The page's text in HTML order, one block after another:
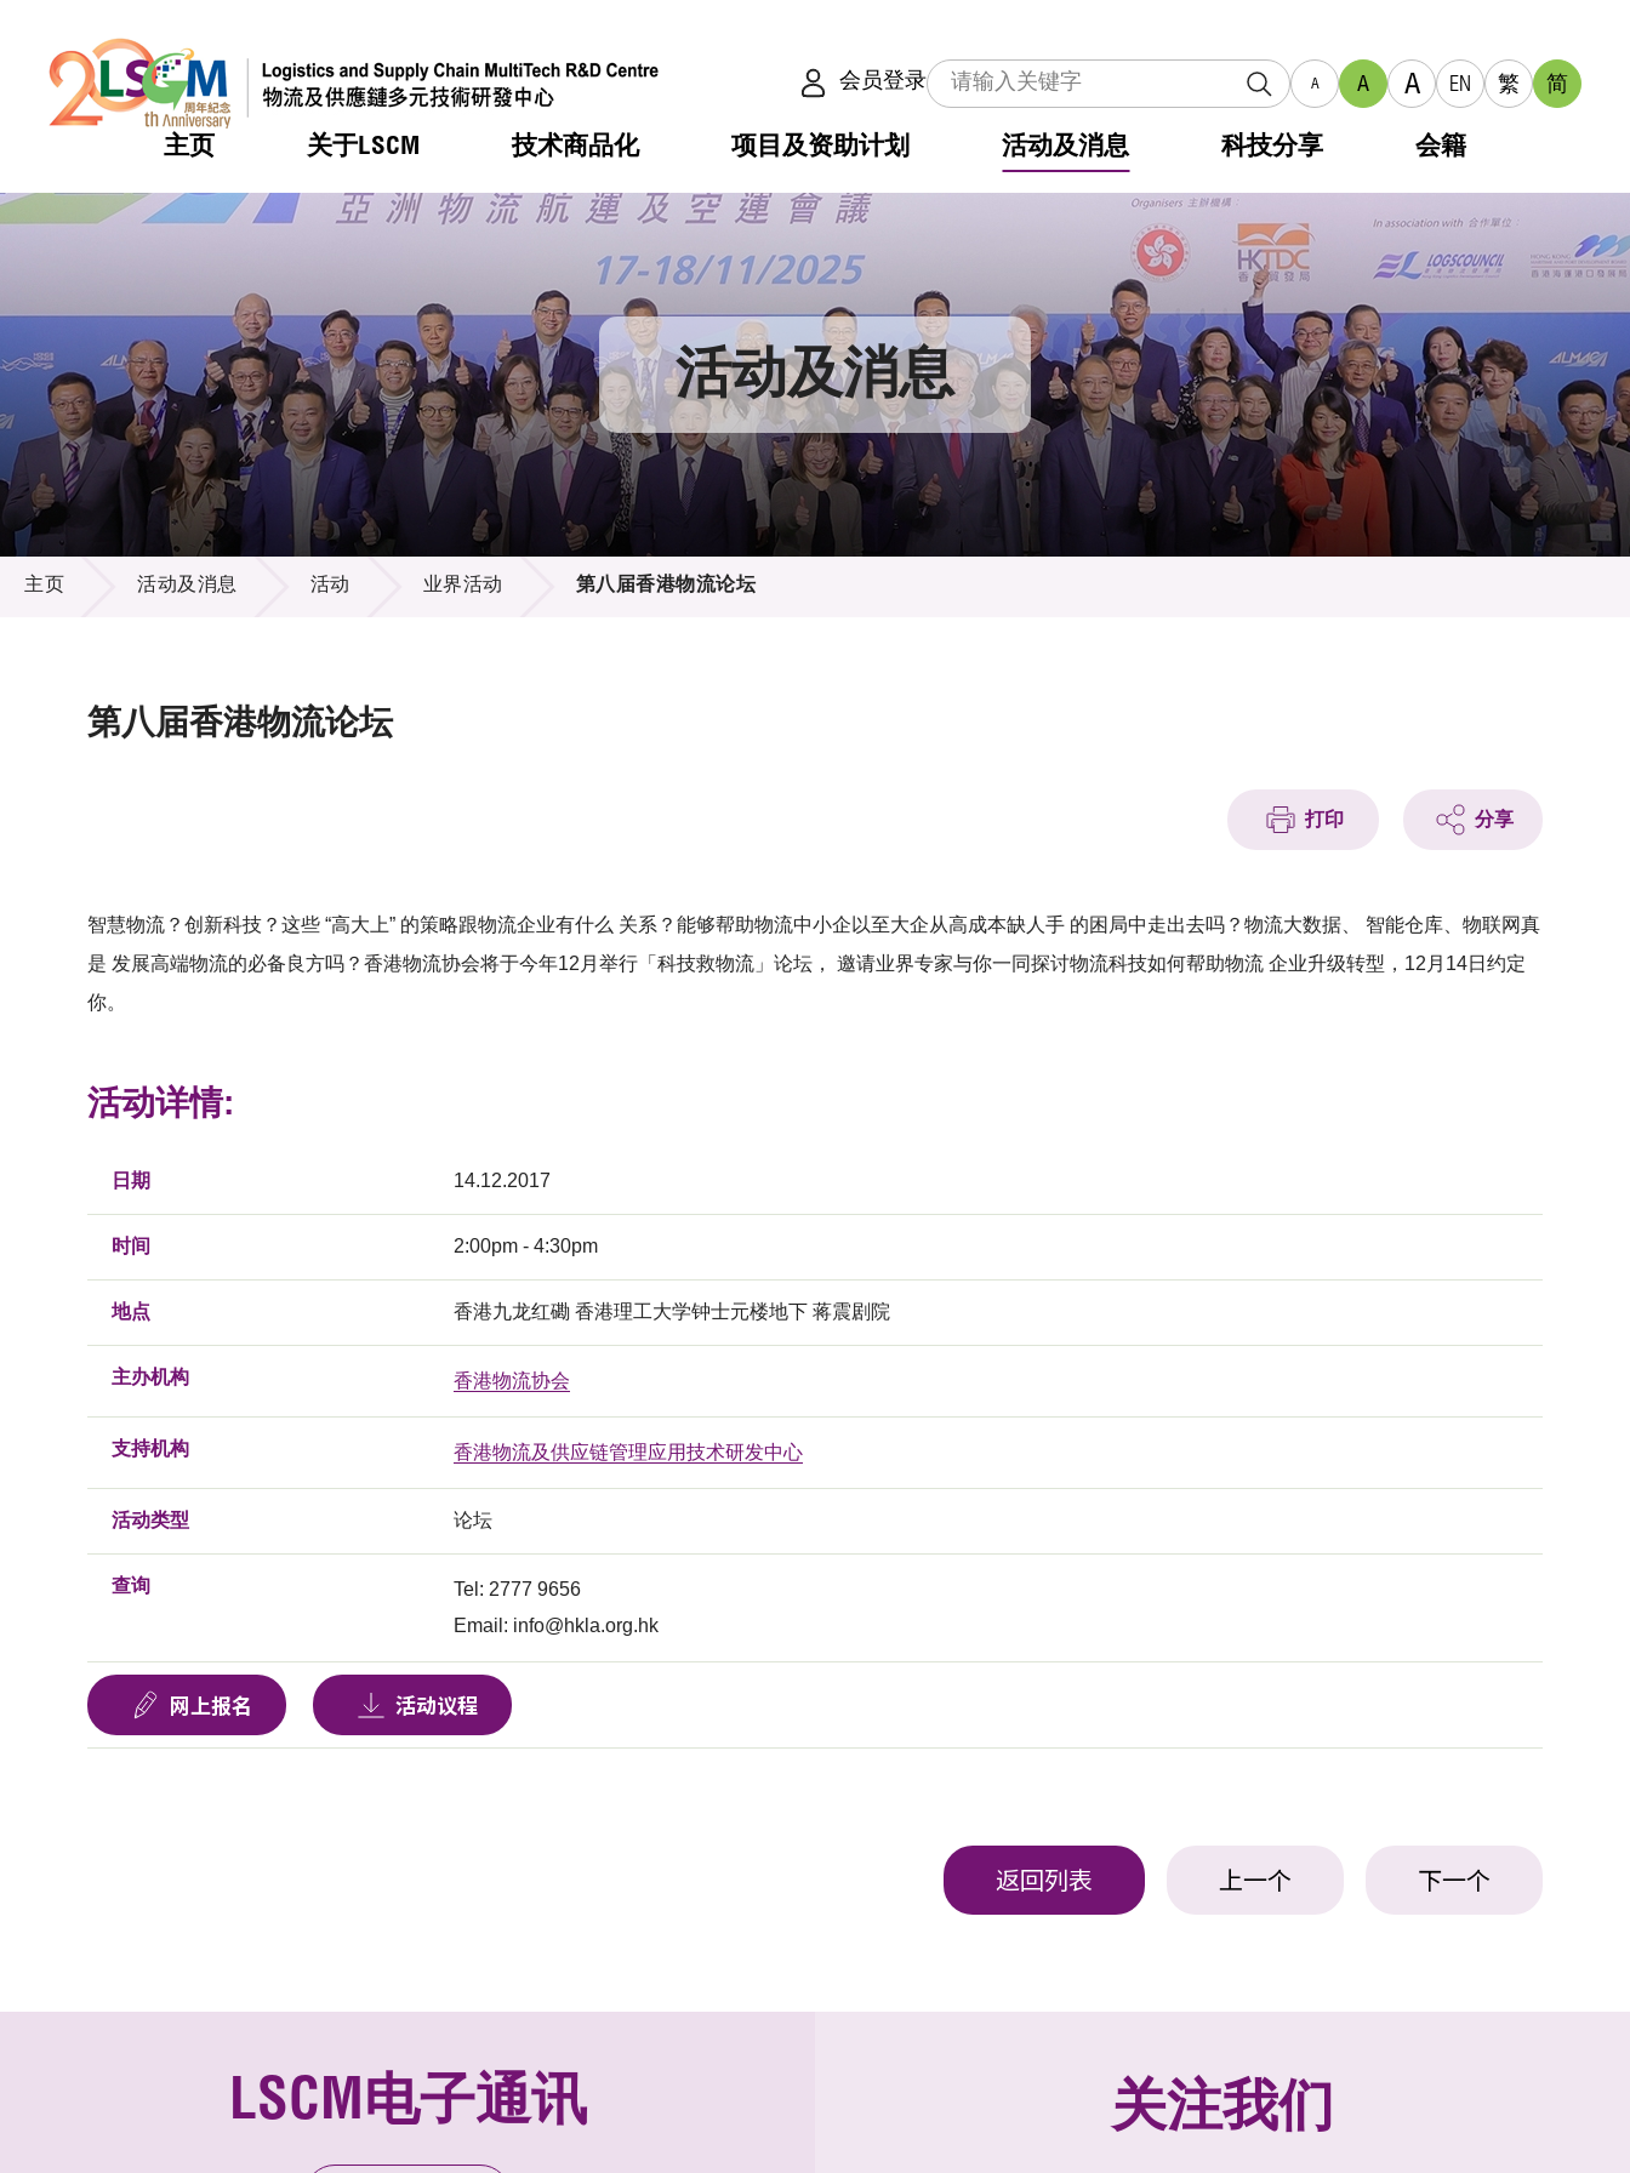
会员登录 A A A EN 繁 简
主页 关于LSCM
热门 机构简介
组织架构
组织架构
董事局
研究顾问
招标通告
供应商登记
技术商品化
热门 服务
可获授权之技术
应用于公共服务之创新技术
重点项目
项目及资助计划
热门 合作计划
资助计划
资助计划
税务优惠
申请
评审
征求研发项目计划书
项目资料库
活动及消息
热门 活动
奖项
新闻中心
媒体报导
新闻稿
资讯中心
多媒体
出版刊物
科技分享 会籍
热门 会籍及服务
会员列表
会员登入 活动及消息
活动及消息
主页 活动及消息 活动 业界活动 第八届香港物流论坛
第八届香港物流论坛
打印 分享
智慧物流？创新科技？这些 “高大上” 的策略跟物流企业有什么 关系？能够帮助物流中小企以至大企从高成本缺人手 的困局中走出去吗？物流大数据、 智能仓库、物联网真
是 发展高端物流的必备良方吗？香港物流协会将于今年12月举行「科技救物流」论坛， 邀请业界专家与你一同探讨物流科技如何帮助物流 企业升级转型，12月14日约定
你。
活动详情:
日期 14.12.2017
时间 2:00pm - 4:30pm
地点 香港九龙红磡 香港理工大学钟士元楼地下 蒋震剧院
主办机构 香港物流协会
支持机构 香港物流及供应链管理应用技术研发中心
活动类型 论坛
查询
Tel: 2777 9656
Email: info@hkla.org.hk
网上报名 活动议程
返回列表 上一个 下一个
LSCM电子通讯 关注我们